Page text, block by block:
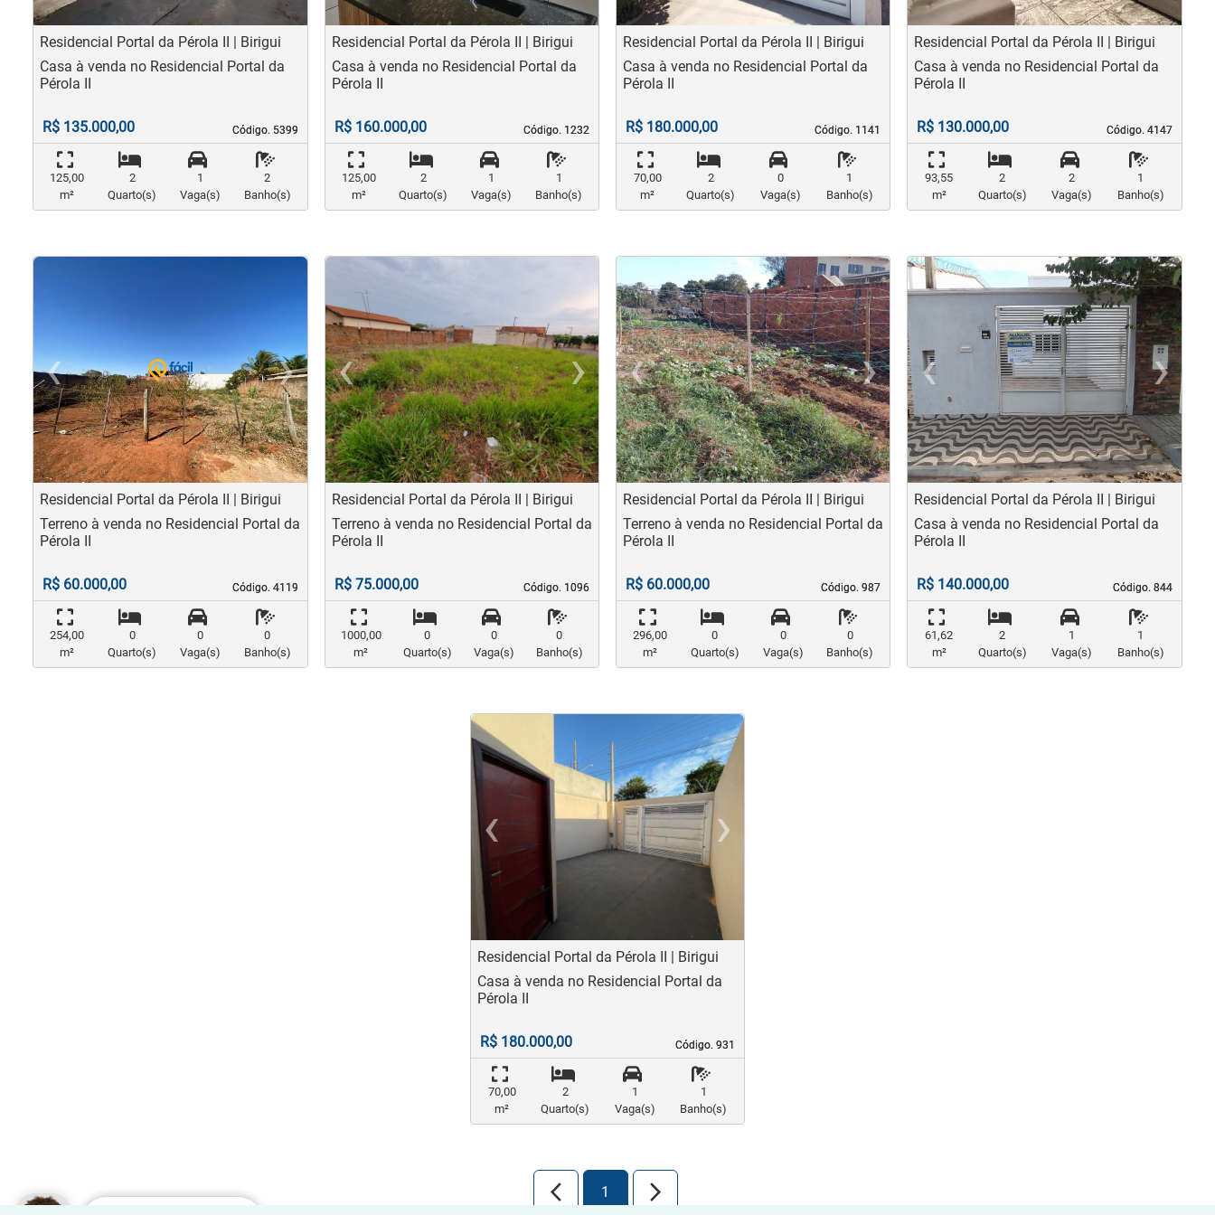
Residencial Portal da Pérola II | Birigui
Código. 5399
Código. 5399
Casa à venda no Residencial Portal da
Pérola II
R$ 135.000,00
125,00
m²
2
Quarto(s)
1
Vaga(s)
2
Banho(s)
Residencial Portal da Pérola II | Birigui
Código. 1232
Código. 1232
Casa à venda no Residencial Portal da
Pérola II
R$ 160.000,00
125,00
m²
2
Quarto(s)
1
Vaga(s)
1
Banho(s)
Residencial Portal da Pérola II | Birigui
Código. 1141
Código. 1141
Casa à venda no Residencial Portal da
Pérola II
R$ 180.000,00
70,00
m²
2
Quarto(s)
0
Vaga(s)
1
Banho(s)
Residencial Portal da Pérola II | Birigui
Código. 4147
Código. 4147
Casa à venda no Residencial Portal da
Pérola II
R$ 130.000,00
93,55
m²
2
Quarto(s)
2
Vaga(s)
1
Banho(s)
‹
Previous
›
Next
Residencial Portal da Pérola II | Birigui
Código. 4119
Código. 4119
Terreno à venda no Residencial Portal da
Pérola II
R$ 60.000,00
254,00
m²
0
Quarto(s)
0
Vaga(s)
0
Banho(s)
‹
Previous
›
Next
Residencial Portal da Pérola II | Birigui
Código. 1096
Código. 1096
Terreno à venda no Residencial Portal da
Pérola II
R$ 75.000,00
1000,00
m²
0
Quarto(s)
0
Vaga(s)
0
Banho(s)
‹
Previous
›
Next
Residencial Portal da Pérola II | Birigui
Código. 987
Código. 987
Terreno à venda no Residencial Portal da
Pérola II
R$ 60.000,00
296,00
m²
0
Quarto(s)
0
Vaga(s)
0
Banho(s)
‹
Previous
›
Residencial Portal da Pérola II | Birigui
Código. 844
Código. 844
Casa à venda no Residencial Portal da
Pérola II
R$ 140.000,00
61,62
m²
2
Quarto(s)
1
Vaga(s)
1
Banho(s)
‹
Previous
›
Residencial Portal da Pérola II | Birigui
Código. 931
Código. 931
Casa à venda no Residencial Portal da
Pérola II
R$ 180.000,00
70,00
m²
2
Quarto(s)
1
Vaga(s)
1
Banho(s)
arrow_back_ios_new 1 arrow_forward_ios